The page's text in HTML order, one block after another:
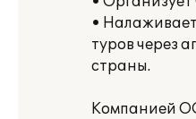
•
туров через
страны.
Компанией